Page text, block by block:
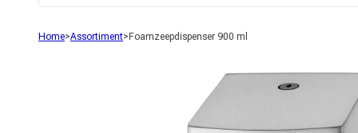
Home>Assortiment> Foamzeepdispenser 900 ml